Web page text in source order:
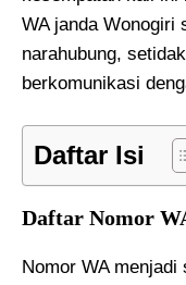
WA janda Wonogiri
narahubung,
berkomunikasi
Daftar Isi
Daftar Nomor
Nomor WA